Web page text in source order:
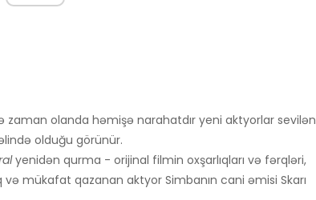
zaman olanda həmişə narahatdır yeni aktyorlar sevilən
olduğu görünür.
yenidən qurma - orijinal filmin oxşarlıqları və fərqləri,
mükafat qazanan aktyor Simbanın cani əmisi Skarı